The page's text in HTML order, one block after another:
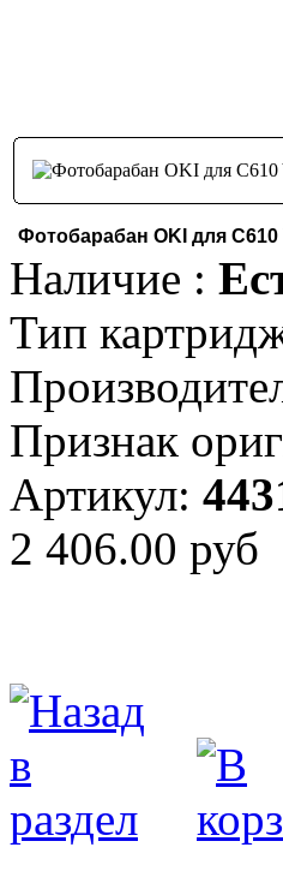
Фотобарабан OKI для C610
Наличие :
Тип
Признак
Артикул:
2 406.00 руб